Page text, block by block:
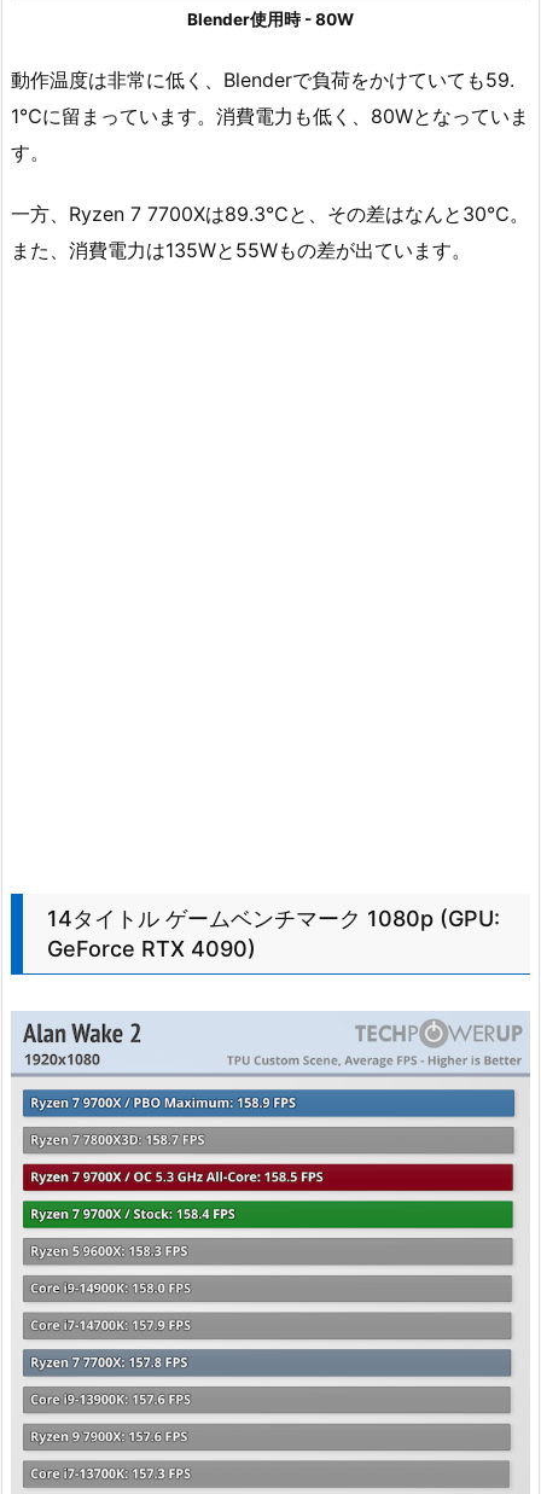
Blender使用時 - 80W
動作温度は非常に低く、Blenderで負荷をかけていても59.
1℃に留まっています。消費電力も低く、80Wとなっていま
す。
一方、Ryzen 7 7700Xは89.3℃と、その差はなんと30℃。
また、消費電力は135Wと55Wもの差が出ています。
14タイトル ゲームベンチマーク 1080p (GPU:
GeForce RTX 4090)